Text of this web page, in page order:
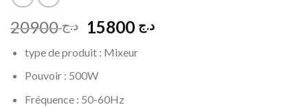
د.ج20900
Le
initial
était :
د.جLe
type de produit : Mixeur
Pouvoir : 500W
Fréquence : 50-60Hz